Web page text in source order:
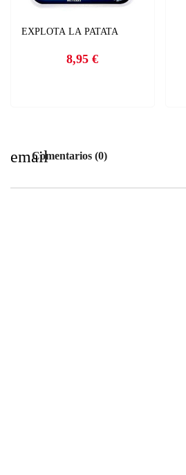
EXPLOTA LA PATATA
Precio
8,95 €
emailComentarios (0)